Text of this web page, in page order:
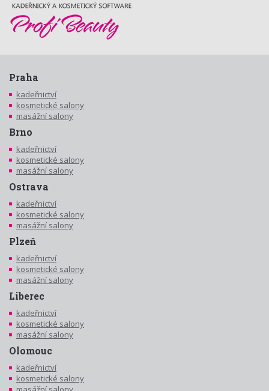
Praha
kadeřnictví
kosmetické salony
masážní salony
Brno
kadeřnictví
kosmetické salony
masážní salony
Ostrava
kadeřnictví
kosmetické salony
masážní salony
Plzeň
kadeřnictví
kosmetické salony
masážní salony
Liberec
kadeřnictví
kosmetické salony
masážní salony
Olomouc
kadeřnictví
kosmetické salony